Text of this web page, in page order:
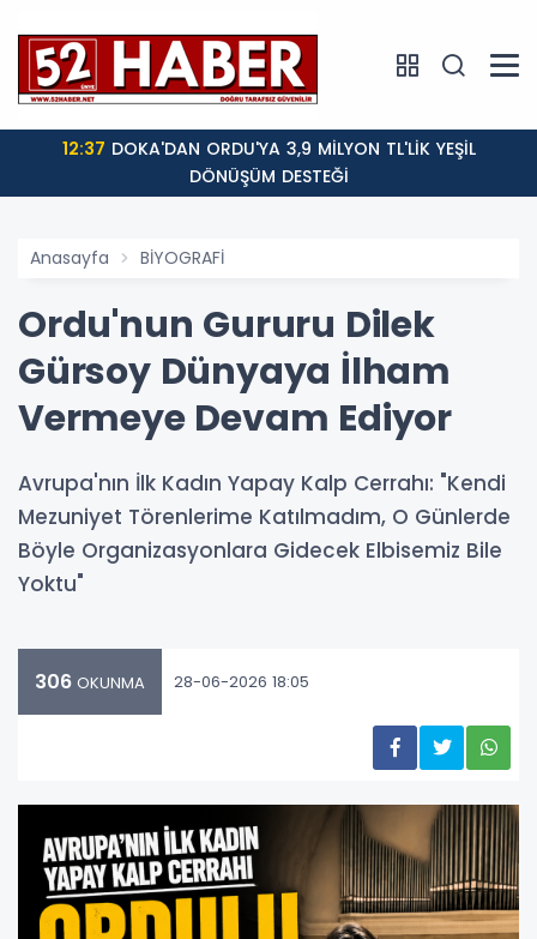
12:37
DÖNÜŞÜM DESTEĞİ
Anasayfa BİYOGRAFİ
Ordu'nun Gururu Dilek
Gürsoy Dünyaya İlham
Vermeye Devam Ediyor
Avrupa'nın İlk Kadın Yapay Kalp Cerrahı: "Kendi
Mezuniyet Törenlerime Katılmadım, O Günlerde
Böyle Organizasyonlara Gidecek Elbisemiz Bile
Yoktu"
306 OKUNMA 28-06-2026 18:05